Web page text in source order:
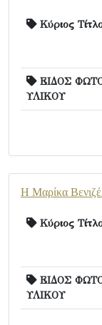
Κύριος
ΕΙΔΟΣ
ΥΛΙΚΟΥ
Η Μαρίκα
Κύριος
ΕΙΔΟΣ
ΥΛΙΚΟΥ